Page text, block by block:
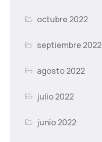
octubre 2022
septiembre 2022
agosto 2022
julio 2022
junio 2022